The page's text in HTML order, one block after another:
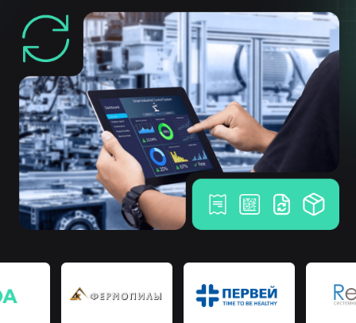
Расширяя границы возможного
Собственная разработка